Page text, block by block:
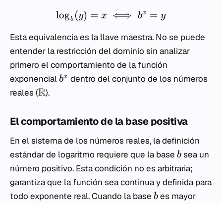
logb (y) = x ⟺ bx = y
Esta equivalencia es la llave maestra. No se puede
entender la restricción del dominio sin analizar
primero el comportamiento de la función
exponencial bx dentro del conjunto de los números
reales (R).
El comportamiento de la base positiva
En el sistema de los números reales, la definición
estándar de logaritmo requiere que la base b sea un
número positivo. Esta condición no es arbitraria;
garantiza que la función sea continua y definida para
todo exponente real. Cuando la base b es mayor